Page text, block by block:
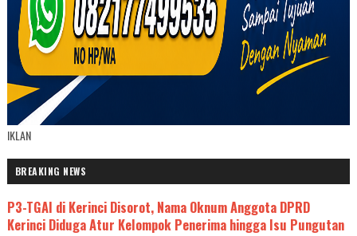
IKLAN
BREAKING NEWS
P3-TGAI di Kerinci Disorot, Nama Oknum Anggota DPRD
Kerinci Diduga Atur Kelompok Penerima hingga Isu Pungutan